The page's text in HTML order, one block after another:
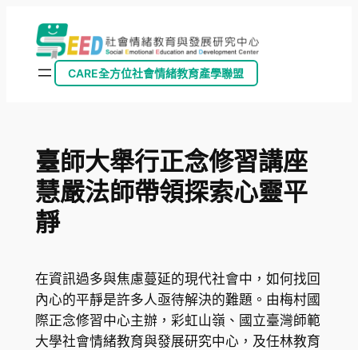
CARE全方位社會情緒教育產學聯盟
臺師大舉行正念修習講座
慧嚴法師帶領探索心靈平
靜
在資訊過多與焦慮蔓延的現代社會中，如何找回
內心的平靜是許多人亟待解決的難題。由梅村國
際正念修習中心主辦，彩虹山嶺、國立臺灣師範
大學社會情緒教育與發展研究中心，及任林教育